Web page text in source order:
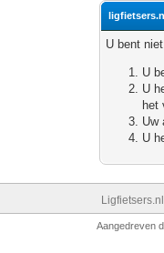
U bent
U
U
het
Uw
U
Ligfietsers.nl
Aangedreven